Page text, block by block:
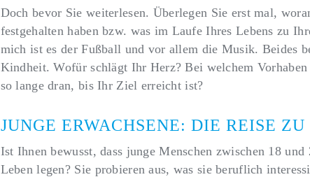
Doch bevor Sie weiterlesen. Überlegen Sie erst mal,
festgehalten haben bzw. was im Laufe Ihres Lebens zu
mich ist es der Fußball und vor allem die Musik. Beides
Kindheit. Wofür schlägt Ihr Herz? Bei welchem
so lange dran, bis Ihr Ziel erreicht ist?
JUNGE ERWACHSENE: DIE REISE
Ist Ihnen bewusst, dass junge Menschen zwischen 18
Leben legen? Sie probieren aus, was sie beruflich